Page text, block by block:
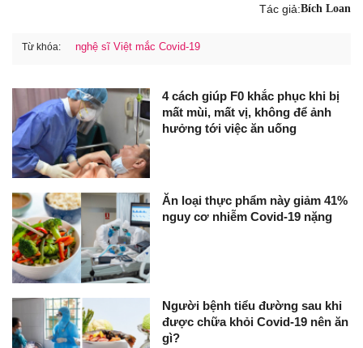
Tác giả:Bích Loan
Từ khóa: nghệ sĩ Việt mắc Covid-19
4 cách giúp F0 khắc phục khi bị
mất mùi, mất vị, không để ảnh
hưởng tới việc ăn uống
Ăn loại thực phẩm này giảm 41%
nguy cơ nhiễm Covid-19 nặng
Người bệnh tiểu đường sau khi
được chữa khỏi Covid-19 nên ăn
gì?